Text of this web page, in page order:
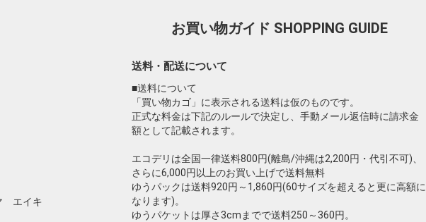
お買い物ガイド SHOPPING GUIDE
エイキ
送料・配送について
■送料について
「買い物カゴ」に表示される送料は仮のものです。
正式な料金は下記のルールで決定し、手動メール返信時に請求金
額として記載されます。
エコデリは全国一律送料800円(離島/沖縄は2,200円・代引不可)、
さらに6,000円以上のお買い上げで送料無料
ゆうパックは送料920円～1,860円(60サイズを超えると更に高額に
なります)。
ゆうパケットは厚さ3cmまでで送料250～360円。